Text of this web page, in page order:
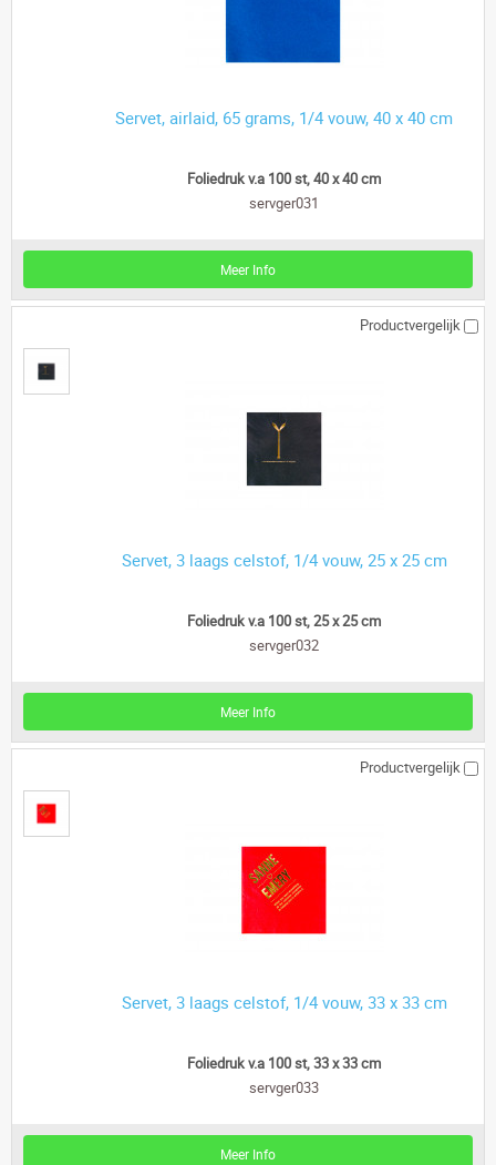
Servet, airlaid, 65 grams, 1/4 vouw, 40 x 40 cm
Foliedruk v.a 100 st, 40 x 40 cm
servger031
Meer Info
Productvergelijk
Servet, 3 laags celstof, 1/4 vouw, 25 x 25 cm
Foliedruk v.a 100 st, 25 x 25 cm
servger032
Meer Info
Productvergelijk
Servet, 3 laags celstof, 1/4 vouw, 33 x 33 cm
Foliedruk v.a 100 st, 33 x 33 cm
servger033
Meer Info